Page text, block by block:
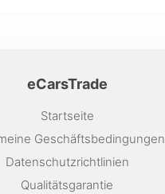
eCarsTrade
Startseite
Geschäftsbedingungen
Datenschutzrichtlinien
Qualitätsgarantie